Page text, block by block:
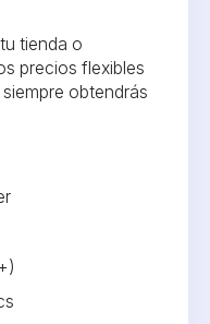
tienda o
precios flexibles
obtendrás